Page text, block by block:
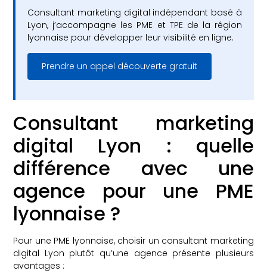
Consultant marketing digital indépendant basé à
Lyon, j’accompagne les PME et TPE de la région
lyonnaise pour développer leur visibilité en ligne.
Prendre un appel découverte gratuit
Consultant marketing
digital Lyon : quelle
différence avec une
agence pour une PME
lyonnaise ?
Pour une PME lyonnaise, choisir un consultant marketing
digital Lyon plutôt qu’une agence présente plusieurs
avantages :